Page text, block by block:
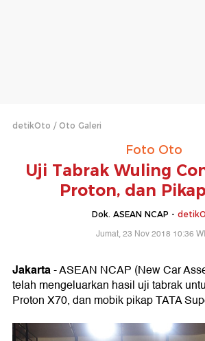
detikOto Oto Galeri
Foto Oto
Uji Tabrak Wuling
Proton, dan
Dok. ASEAN NCAP -
Jumat, 23 Nov 2018 10:36
Jakarta- ASEAN NCAP (New Car
telah mengeluarkan hasil uji tabrak
Proton X70, dan mobik pikap TATA